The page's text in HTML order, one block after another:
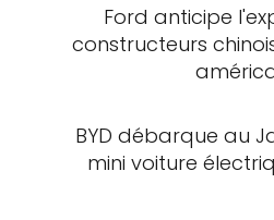
Ford anticipe
constructeurs
BYD débarque au
mini voiture